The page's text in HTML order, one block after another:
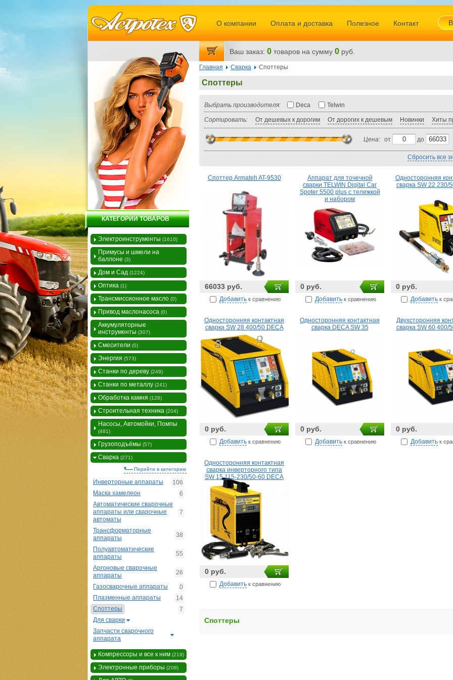
Главная Сварка Споттеры
Споттеры
Выбрать производителя: Deca Telwin
Сортировать: От дешевых к дорогим От дорогих к дешевым Новинки Хиты
Цена: от до
Сбросить все
Споттер Armateh AT-9530
66033 руб.
Добавить к сравнению
Аппарат для точечной
сварки TELWIN Digital Car
Spoter 5500 plus с тележкой
и набором
0 руб.
Добавить к сравнению
Односторонняя
сварка SW 22 230/
0 руб.
Добавить к
Односторонняя контактная
сварка SW 28 400/50 DECA
0 руб.
Добавить к сравнению
Односторонняя контактная
сварка DECA SW 35
0 руб.
Добавить к сравнению
Двухсторонняя
сварка SW 60 400/
0 руб.
Добавить к
Односторонняя контактная
сварка инверторного типа
SW 15 115-230/50-60 DECA
0 руб.
Добавить к сравнению
Споттеры
КАТЕГОРИИ ТОВАРОВ
Электроинструменты (1610)
Примусы и шмели на
баллоне (3)
Дом и Сад (1224)
Оптика (1)
Трансмиссионное масло (0)
Привод маслонасоса (0)
Аккумуляторные
инструменты (307)
Смесители (0)
Энергия (573)
Станки по дереву (249)
Станки по металлу (241)
Обработка камня (128)
Строительная техника (204)
Насосы, Автомойки, Помпы
(481)
Грузоподъёмы (57)
Сварка (271)
Перейти в категорию
Инверторные аппараты
106
Маска хамелеон
6
Автоматические сварочные
аппараты или сварочные
автоматы
7
Трансформаторные
аппараты
38
Полуавтоматические
аппараты
55
Аргоновые сварочные
аппараты
26
Газосварочные аппараты
0
Плазменные аппараты
14
Споттеры
7
Для сварки
Запчасти сварочного
аппарата
Компрессоры и все к ним (219)
Электронные приборы (208)
О компании Оплата и доставка Полезное Контакт
Ваш заказ: 0 товаров на сумму 0 руб.